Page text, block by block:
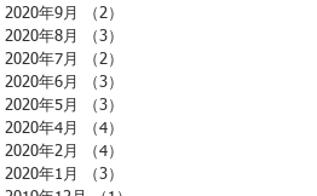
2020年9月
（2）
2020年8月
（3）
2020年7月
（2）
2020年6月
（3）
2020年5月
（3）
2020年4月
（4）
2020年2月
（4）
2020年1月
（3）